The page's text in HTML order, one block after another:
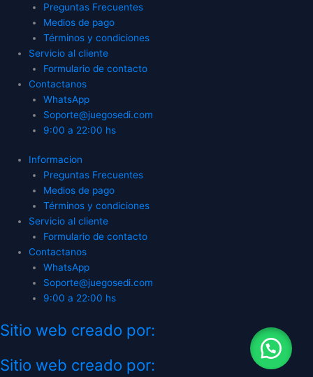
Preguntas Frecuentes
Medios de pago
Términos y condiciones
Servicio al cliente
Formulario de contacto
Contactanos
WhatsApp
Soporte@juegosedi.com
9:00 a 22:00 hs
Informacion
Preguntas Frecuentes
Medios de pago
Términos y condiciones
Servicio al cliente
Formulario de contacto
Contactanos
WhatsApp
Soporte@juegosedi.com
9:00 a 22:00 hs
Sitio web creado por:
Sitio web creado por: